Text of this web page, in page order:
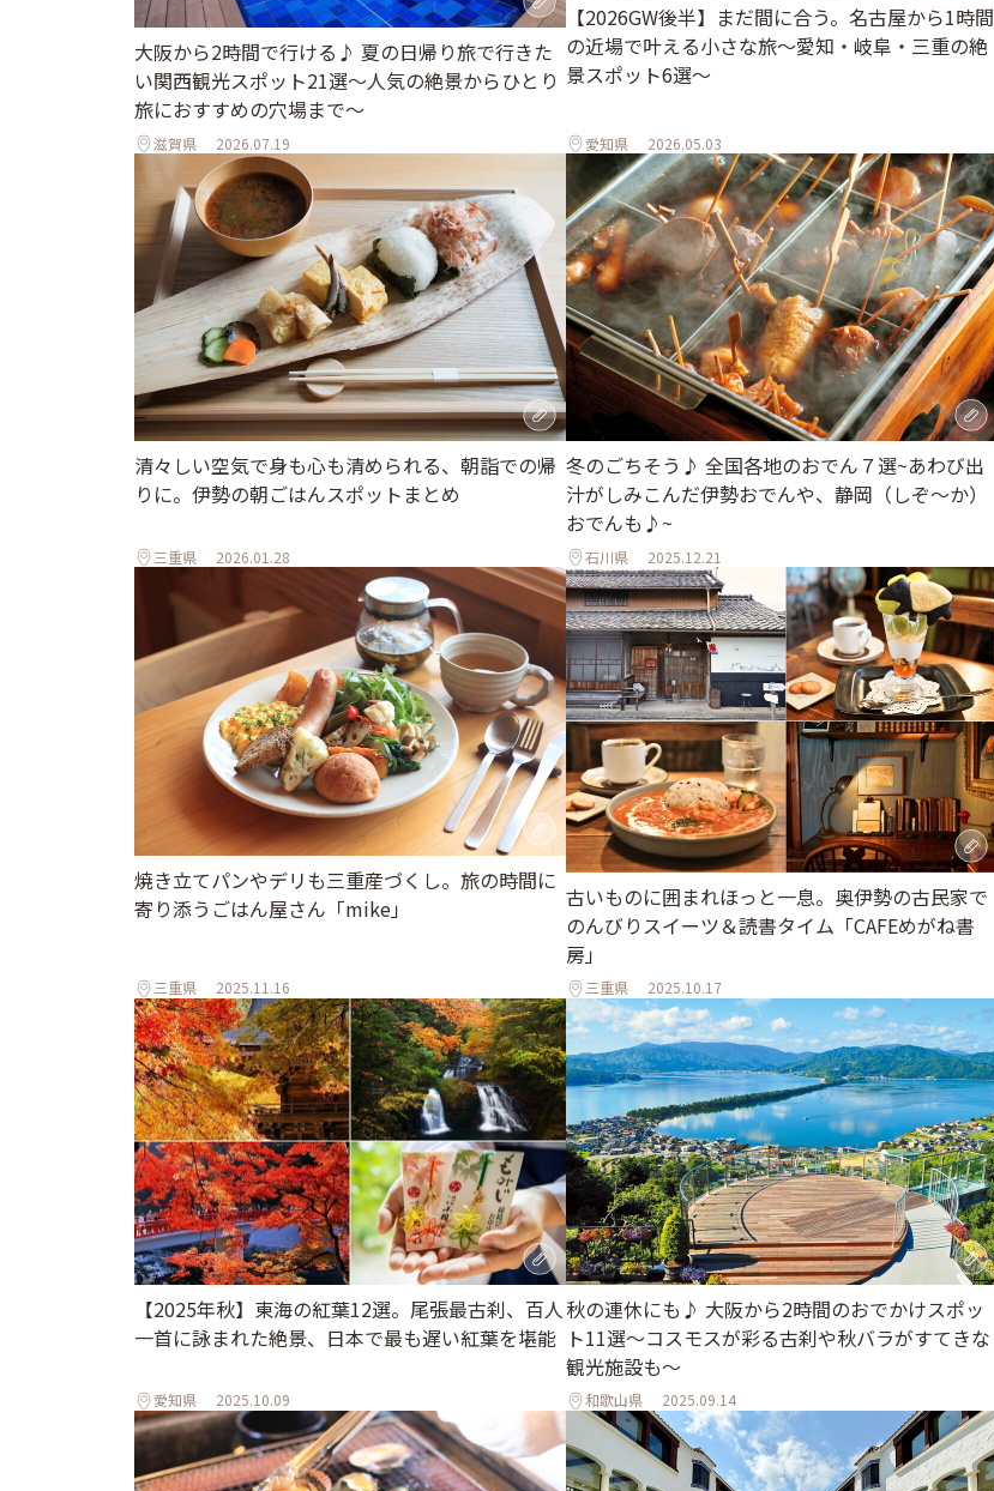
大阪から2時間で行ける♪ 夏の日帰り旅で行きた
い関西観光スポット21選～人気の絶景からひとり
旅におすすめの穴場まで～
滋賀県 2026.07.19
【2026GW後半】まだ間に合う。名古屋から1時間
の近場で叶える小さな旅～愛知・岐阜・三重の絶
景スポット6選～
愛知県 2026.05.03
清々しい空気で身も心も清められる、朝詣での帰
りに。伊勢の朝ごはんスポットまとめ
三重県 2026.01.28
冬のごちそう♪ 全国各地のおでん７選~あわび出
汁がしみこんだ伊勢おでんや、静岡（しぞ〜か）
おでんも♪~
石川県 2025.12.21
焼き立てパンやデリも三重産づくし。旅の時間に
寄り添うごはん屋さん「mike」
三重県 2025.11.16
古いものに囲まれほっと一息。奥伊勢の古民家で
のんびりスイーツ＆読書タイム「CAFEめがね書
房」
三重県 2025.10.17
【2025年秋】東海の紅葉12選。尾張最古刹、百人
一首に詠まれた絶景、日本で最も遅い紅葉を堪能
愛知県 2025.10.09
秋の連休にも♪ 大阪から2時間のおでかけスポッ
ト11選～コスモスが彩る古刹や秋バラがすてきな
観光施設も～
和歌山県 2025.09.14